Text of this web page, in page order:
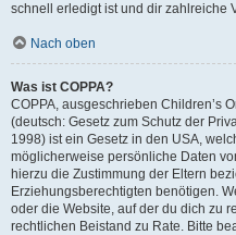
schnell erledigt ist und dir zahlreiche
Nach oben
Was ist COPPA?
COPPA, ausgeschrieben Children’s
(deutsch: Gesetz zum Schutz der
1998) ist ein Gesetz in den USA,
möglicherweise persönliche Daten
hierzu die Zustimmung der Eltern
Erziehungsberechtigten benötigen.
oder die Website, auf der du dich zu
rechtlichen Beistand zu Rate. Bitte